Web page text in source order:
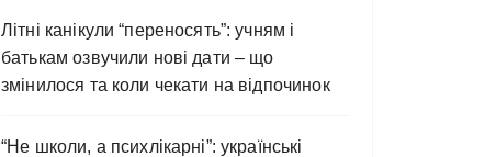
Літні канікули “переносять”: учням і
батькам озвучили нові дати – що
змінилося та коли чекати на відпочинок
“Не школи, а психлікарні”: українські